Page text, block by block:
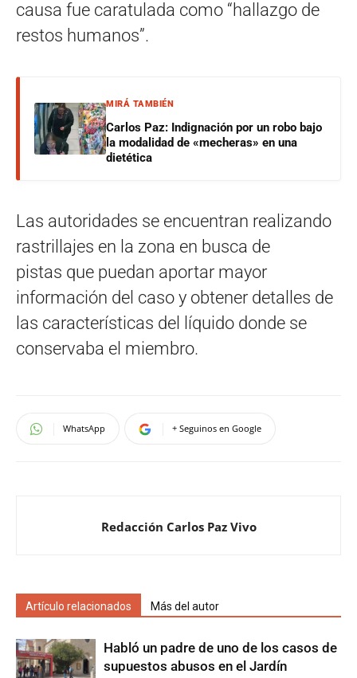
causa fue caratulada como “hallazgo de
restos humanos”.
MIRÁ TAMBIÉN
Carlos Paz: Indignación por un robo bajo
la modalidad de «mecheras» en una
dietética
Las autoridades se encuentran realizando
rastrillajes en la zona en busca de
pistas que puedan aportar mayor
información del caso y obtener detalles de
las características del líquido donde se
conservaba el miembro.
WhatsApp + Seguinos en Google
Redacción Carlos Paz Vivo
Artículo relacionados Más del autor
Habló un padre de uno de los casos de
supuestos abusos en el Jardín